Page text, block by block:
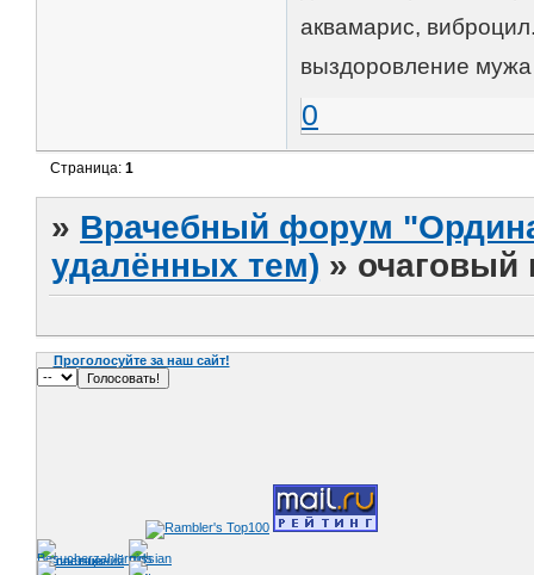
аквамарис,
выздоровление мужа
0
Страница:1
» Врачебный форум
удалённых тем) » очаговый
Проголосуйте за наш сайт!